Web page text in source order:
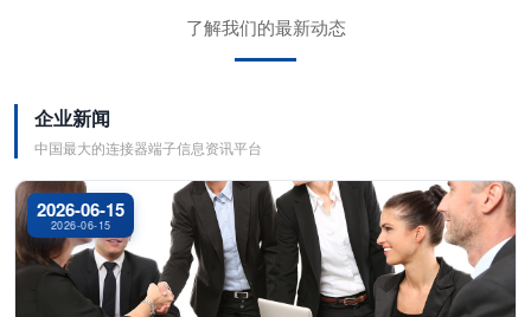
了解我们的最新动态
企业新闻
中国最大的连接器端子信息资讯平台
2026-06-15
2026-06-15